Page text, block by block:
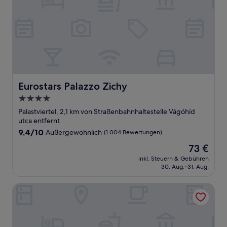
Eurostars Palazzo Zichy
Eurostars Palazzo Zichy
4.0-
Sterne-
Unterkunft
Palastviertel, 2,1 km von Straßenbahnhaltestelle Vágóhíd
utca entfernt
9.4
9,4/10 Außergewöhnlich (1.004 Bewertungen)
Der
Preis
beträgt
73 €
inkl. Steuern & Gebühren
30. Aug.–31. Aug.